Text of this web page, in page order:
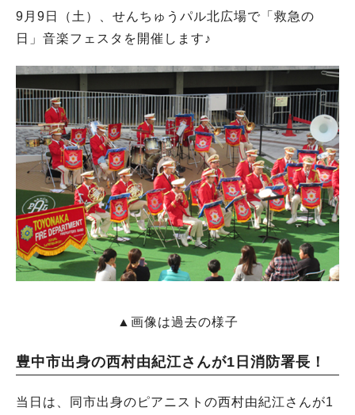
9月9日（土）、せんちゅうパル北広場で「救急の
日」音楽フェスタを開催します♪
▲画像は過去の様子
豊中市出身の西村由紀江さんが1日消防署長！
当日は、同市出身のピアニストの西村由紀江さんが1